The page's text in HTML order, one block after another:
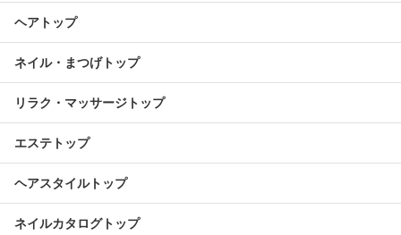
ヘアトップ
ネイル・まつげトップ
リラク・マッサージトップ
エステトップ
ヘアスタイルトップ
ネイルカタログトップ